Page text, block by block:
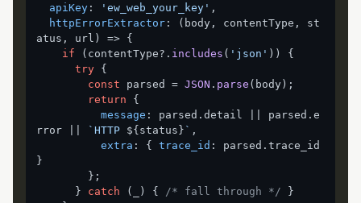
apiKey: 'ew_web_your_key' ,
httpErrorExtractor: ( body, contentType, st
atus, url ) => {
if (contentType?. includes ( 'json' )) {
try {
const parsed = JSON . parse (body);
return {
message : parsed. detail || parsed. e
rror || `HTTP ${status} ` ,
extra : { trace_id : parsed. trace_id
}
      }
catch (_) { /* fall through */ }